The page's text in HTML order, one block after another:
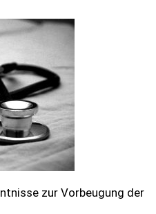
zur Vorbeugung der